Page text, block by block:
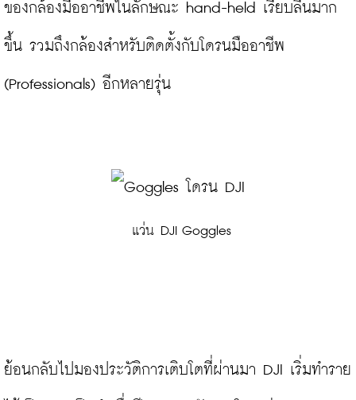
ของกล้องมืออาชีพในลักษณะ hand-held เรียบลื่นมาก
ขึ้น รวมถึงกล้องสำหรับติดตั้งกับโดรนมืออาชีพ
(Professionals) อีกหลายรุ่น
แว่น DJI Goggles
ย้อนกลับไปมองประวัติการเติบโตที่ผ่านมา DJI เริ่มทำราย